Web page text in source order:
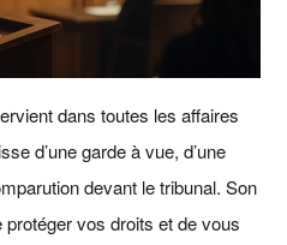
dans toutes les affaires
d’une garde à vue, d’une
devant le tribunal. Son
vos droits et de vous